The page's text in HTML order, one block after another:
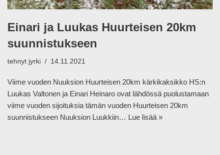
Einari ja Luukas Huurteisen 20km
suunnistukseen
tehnyt jyrki 14.11.2021
Viime vuoden Nuuksion Huurteisen 20km kärkikaksikko HS:n
Luukas Valtonen ja Einari Heinaro ovat lähdössä puolustamaan
viime vuoden sijoituksia tämän vuoden Huurteisen 20km
suunnistukseen Nuuksion Luukkiin… Lue lisää »